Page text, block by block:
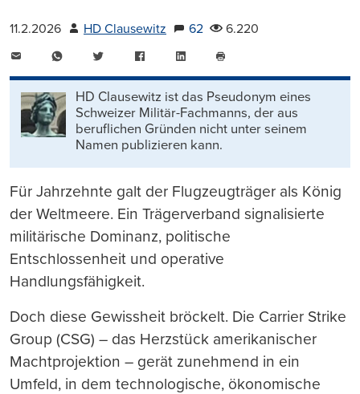
11.2.2026 HD Clausewitz 62
6.220
WhatsAppTwitter FacebookLinkedIn
drucken
HD Clausewitz ist das Pseudonym eines
Schweizer Militär-Fachmanns, der aus
beruflichen Gründen nicht unter seinem
Namen publizieren kann.
Für Jahrzehnte galt der Flugzeugträger als König
der Weltmeere. Ein Trägerverband signalisierte
militärische Dominanz, politische
Entschlossenheit und operative
Handlungsfähigkeit.
Doch diese Gewissheit bröckelt. Die Carrier Strike
Group (CSG) – das Herzstück amerikanischer
Machtprojektion – gerät zunehmend in ein
Umfeld, in dem technologische, ökonomische